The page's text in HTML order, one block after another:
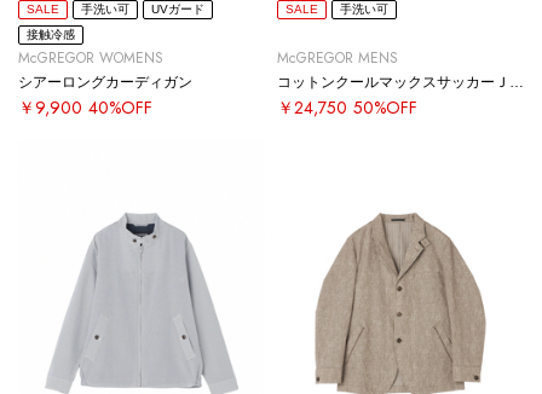
SALE 手洗い可
UVガード
接触冷感
McGREGOR WOMENS
シアーロングカーディガン
￥9,900 40%OFF
SALE 手洗い可
McGREGOR MENS
￥24,750 50%OFF